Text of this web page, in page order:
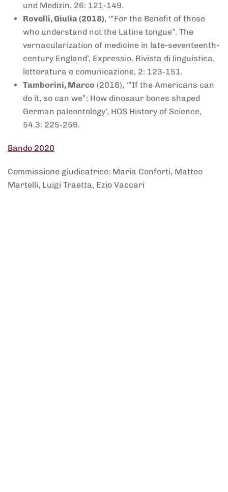
und Medizin, 26: 121-149.
Rovelli, Giulia (2018), ‘”For the Benefit of those
who understand not the Latine tongue”. The
vernacularization of medicine in late-seventeenth-
century England’, Expressio. Rivista di linguistica,
letteratura e comunicazione, 2: 123-151.
Tamborini, Marco (2016), ‘”If the Americans can
do it, so can we”: How dinosaur bones shaped
German paleontology’, HOS History of Science,
54.3: 225-256.
Bando 2020
Commissione giudicatrice: Maria Conforti, Matteo
Martelli, Luigi Traetta, Ezio Vaccari